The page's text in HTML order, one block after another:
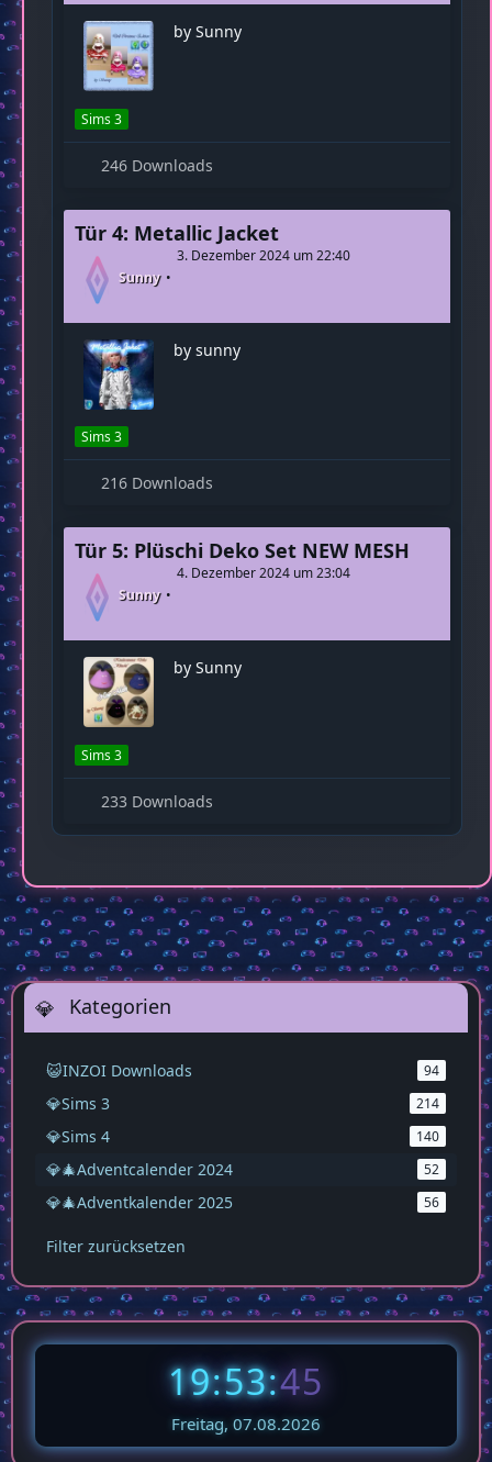
by Sunny
Sims 3
246 Downloads
Tür 4: Metallic Jacket
Sunny
3. Dezember 2024 um 22:40
by sunny
Sims 3
216 Downloads
Tür 5: Plüschi Deko Set NEW MESH
Sunny
4. Dezember 2024 um 23:04
by Sunny
Sims 3
233 Downloads
Kategorien
😺INZOI Downloads 94
💎Sims 3 214
💎Sims 4 140
💎🎄Adventcalender 2024 52
💎🎄Adventkalender 2025 56
Filter zurücksetzen
19:53:46
Freitag, 07.08.2026